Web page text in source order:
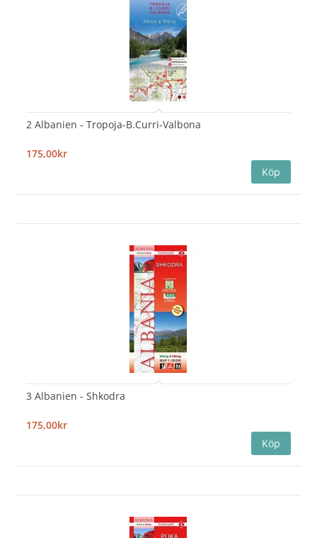
2 Albanien - Tropoja-B.Curri-Valbona
175,00kr
3 Albanien - Shkodra
175,00kr